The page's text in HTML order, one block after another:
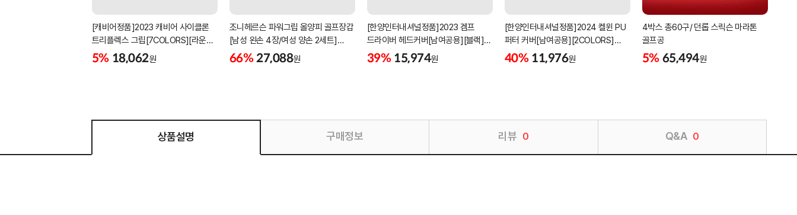
[캐비어정품]2023 캐비어 사이클론
트리플렉스 그립[7COLORS][라운드]
[39g/42g/46g/50g][R/S 토크]
5% 18,062원
조니헤르슨 파워그립 올양피 골프장갑
[남성 왼손 4장/여성 양손 2세트]
[화이트][케이스포함]
66% 27,088원
[한양인터내셔널정품]2023 겜프
드라이버 헤드커버[남여공용][블랙]
[HD-302]
39% 15,974원
[한양인터내셔널정품]2024 켈윈 PU
퍼터 커버[남여공용][2COLORS]
[KW-PC320]
40% 11,976원
4박스 총60구/ 던롭 스릭슨 마라톤
골프공
5% 65,494원
상품설명 구매정보 리뷰 0 Q&A 0